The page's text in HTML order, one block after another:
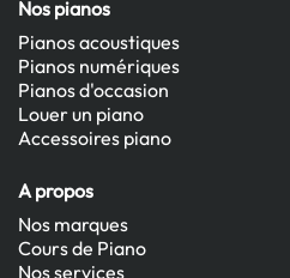
Nos pianos
Pianos acoustiques
Pianos numériques
Pianos d'occasion
Louer un piano
Accessoires piano
A propos
Nos marques
Cours de Piano
Nos services